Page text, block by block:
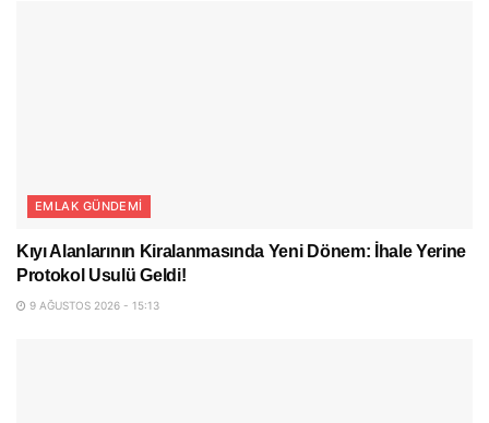
EMLAK GÜNDEMI
Kıyı Alanlarının Kiralanmasında Yeni Dönem: İhale Yerine
Protokol Usulü Geldi!
9 AĞUSTOS 2026 - 15:13